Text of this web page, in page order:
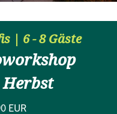
| 6 - 8 Gäste
EUR